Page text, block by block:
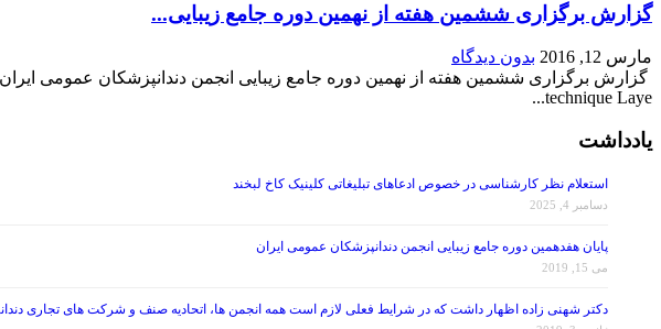
گزارش برگزاری ششمین هفته از نهمین دوره جامع زیبایی...
مارس 12, 2016
بدون دیدگاه
technique Laye...
یادداشت
استعلام نظر کارشناسی در خصوص ادعاهای تبلیغاتی کلینیک کاخ لبخند
دسامبر 4, 2025
پایان هفدهمین دوره جامع زیبایی انجمن دندانپزشکان عمومی ایران
می 15, 2019
دکتر شهنی زاده اظهار داشت که در شرایط فعلی لازم است همه انجمن ها، اتحادیه صنف و شرکت های تجاری